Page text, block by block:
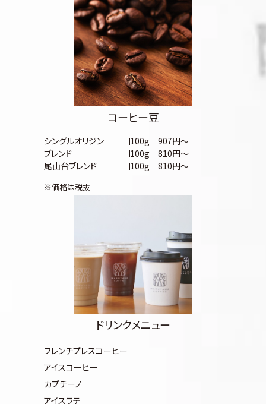
コーヒー豆
シングルオリジン
100g 907円〜
ブレンド
100g 810円〜
尾山台ブレンド
100g 810円〜
※価格は税抜
ドリンクメニュー
フレンチプレスコーヒー
アイスコーヒー
カプチーノ
アイスラテ